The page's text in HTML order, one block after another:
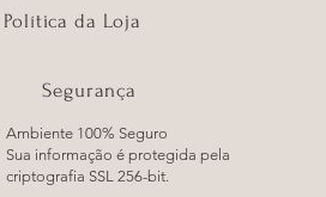
Segurança
Política da Loja
Ambiente 100% Seguro
Sua informação é protegida pela
criptografia SSL 256-bit.